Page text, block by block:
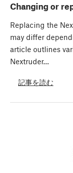
Changing or
Replacing the
may differ
article outlines
Nextruder…
記事を読む